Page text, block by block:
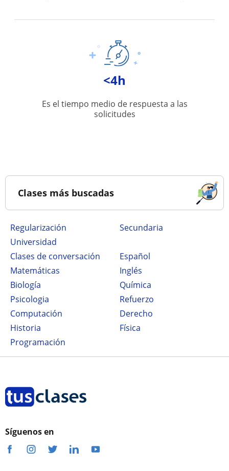
<4h
Es el tiempo medio de respuesta a las
solicitudes
Clases más buscadas
Regularización
secundaria
Universidad
Clases de conversación
Español
Matemáticas
Inglés
Biología
Química
Psicologia
Refuerzo
Computación
Derecho
Historia
Física
Programación
Síguenos en